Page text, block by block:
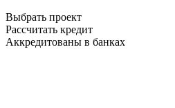
Выбрать проект
Рассчитать кредит
Аккредитованы в банках